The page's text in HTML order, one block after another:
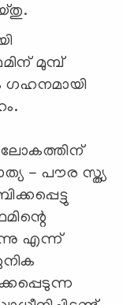
മുമ്പ്
ഗഹനമായി
- പൗര സ്ത്യ
എന്ന്